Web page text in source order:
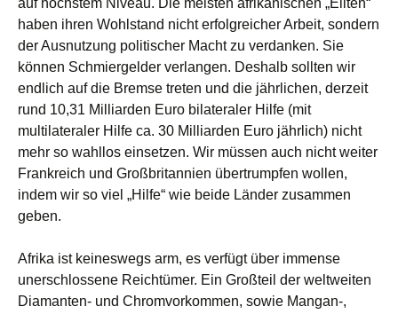
auf höchstem Niveau. Die meisten afrikanischen „Eliten“
haben ihren Wohlstand nicht erfolgreicher Arbeit, sondern
der Ausnutzung politischer Macht zu verdanken. Sie
können Schmiergelder verlangen. Deshalb sollten wir
endlich auf die Bremse treten und die jährlichen, derzeit
rund 10,31 Milliarden Euro bilateraler Hilfe (mit
multilateraler Hilfe ca. 30 Milliarden Euro jährlich) nicht
mehr so wahllos einsetzen. Wir müssen auch nicht weiter
Frankreich und Großbritannien übertrumpfen wollen,
indem wir so viel „Hilfe“ wie beide Länder zusammen
geben.
Afrika ist keineswegs arm, es verfügt über immense
unerschlossene Reichtümer. Ein Großteil der weltweiten
Diamanten- und Chromvorkommen, sowie Mangan-,